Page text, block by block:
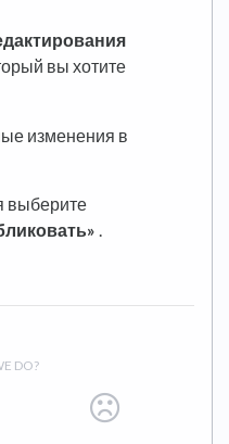
вы хотите
изменения в
выберите
.
DO?